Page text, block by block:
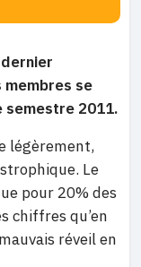
se
2011.
légèrement,
Le
pour 20% des
chiffres qu’en
réveil en